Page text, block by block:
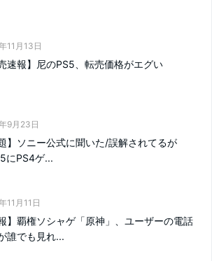
11月13日
売速報】尼のPS5、転売価格がエグい
9月23日
題】ソニー公式に聞いた/誤解されてるが
にPS4ゲ...
11月11日
報】覇権ソシャゲ「原神」、ユーザーの電話
誰でも見れ...